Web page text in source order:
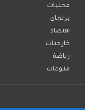
محليات
برلمان
اقتصاد
خارجيات
رياضة
منوعات